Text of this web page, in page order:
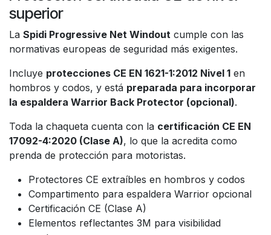
superior
La Spidi Progressive Net Windout cumple con las
normativas europeas de seguridad más exigentes.
Incluye protecciones CE EN 1621-1:2012 Nivel 1 en
hombros y codos, y está preparada para incorporar
la espaldera Warrior Back Protector (opcional).
Toda la chaqueta cuenta con la certificación CE EN
17092-4:2020 (Clase A), lo que la acredita como
prenda de protección para motoristas.
Protectores CE extraíbles en hombros y codos
Compartimento para espaldera Warrior opcional
Certificación CE (Clase A)
Elementos reflectantes 3M para visibilidad